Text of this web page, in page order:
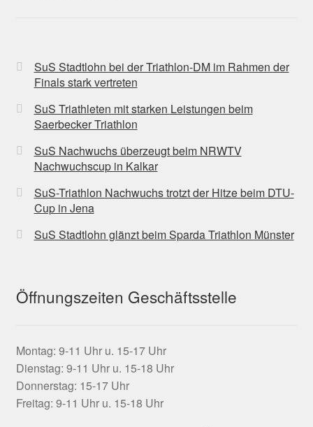
SuS Stadtlohn bei der Triathlon-DM im Rahmen der
Finals stark vertreten
SuS Triathleten mit starken Leistungen beim
Saerbecker Triathlon
SuS Nachwuchs überzeugt beim NRWTV
Nachwuchscup in Kalkar
SuS-Triathlon Nachwuchs trotzt der Hitze beim DTU-
Cup in Jena
SuS Stadtlohn glänzt beim Sparda Triathlon Münster
Öffnungszeiten Geschäftsstelle
Montag: 9-11 Uhr u. 15-17 Uhr
Dienstag: 9-11 Uhr u. 15-18 Uhr
Donnerstag: 15-17 Uhr
Freitag: 9-11 Uhr u. 15-18 Uhr